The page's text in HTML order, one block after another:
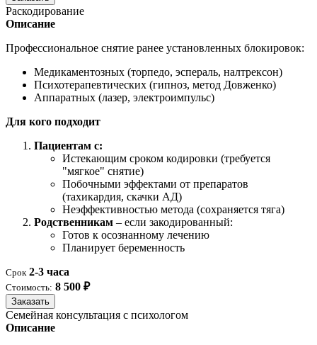
Раскодирование
Описание
Профессиональное снятие ранее установленных блокировок:
Медикаментозных (торпедо, эспераль, налтрексон)
Психотерапевтических (гипноз, метод Довженко)
Аппаратных (лазер, электроимпульс)
Для кого подходит
Пациентам с:
Истекающим сроком кодировки (требуется
"мягкое" снятие)
Побочными эффектами от препаратов
(тахикардия, скачки АД)
Неэффективностью метода (сохраняется тяга)
Родственникам – если закодированный:
Готов к осознанному лечению
Планирует беременность
Срок 2-3 часа
Стоимость: 8 500 ₽
Заказать
Семейная консультация с психологом
Описание